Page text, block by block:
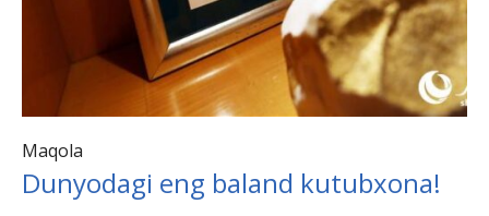
Maqola
Dunyodagi eng baland kutubxona!